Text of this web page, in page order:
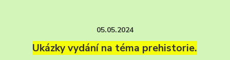
05.05.2024
Ukázky vydání na téma prehistorie.